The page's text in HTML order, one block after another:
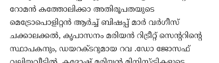
റോമൻ കത്തോലിക്കാ അതിരൂപതയുടെ
മെട്രോപൊളിറ്റൻ ആർച്ച് ബിഷപ്പ് മാർ വർഗീസ്
ചക്കാലക്കൽ, കൃപാസനം മരിയൻ റിട്രീറ്റ് സെന്ററിന്റെ
സ്ഥാപകനും, ഡയറക്ടറുമായ റവ .ഡോ ജോസഫ്